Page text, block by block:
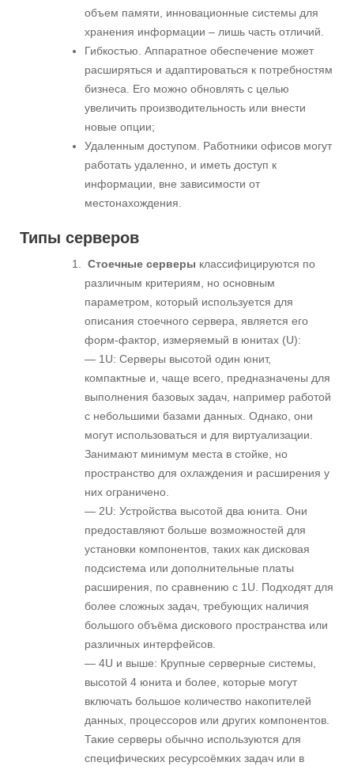
объем памяти, инновационные системы для
хранения информации – лишь часть отличий.
Гибкостью. Аппаратное обеспечение может
расширяться и адаптироваться к потребностям
бизнеса. Его можно обновлять с целью
увеличить производительность или внести
новые опции;
Удаленным доступом. Работники офисов могут
работать удаленно, и иметь доступ к
информации, вне зависимости от
местонахождения.
Типы серверов
Стоечные серверы классифицируются по
различным критериям, но основным
параметром, который используется для
описания стоечного сервера, является его
форм-фактор, измеряемый в юнитах (U):
— 1U: Серверы высотой один юнит,
компактные и, чаще всего, предназначены для
выполнения базовых задач, например работой
с небольшими базами данных. Однако, они
могут использоваться и для виртуализации.
Занимают минимум места в стойке, но
пространство для охлаждения и расширения у
них ограничено.
— 2U: Устройства высотой два юнита. Они
предоставляют больше возможностей для
установки компонентов, таких как дисковая
подсистема или дополнительные платы
расширения, по сравнению с 1U. Подходят для
более сложных задач, требующих наличия
большого объёма дискового пространства или
различных интерфейсов.
— 4U и выше: Крупные серверные системы,
высотой 4 юнита и более, которые могут
включать большое количество накопителей
данных, процессоров или других компонентов.
Такие серверы обычно используются для
специфических ресурсоёмких задач или в